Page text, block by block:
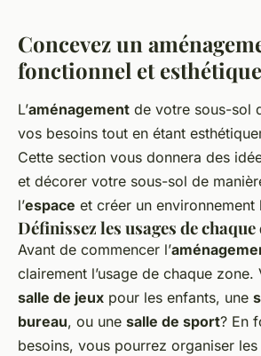
Concevez un
fonctionnel et esthétique
L’aménagement de votre sous-sol
vos besoins tout en étant
Cette section vous donnera des
et décorer votre sous-sol de
l’espace et créer un environnement
Définissez les usages de chaque
Avant de commencer l’
clairement l’usage de chaque
salle de jeux pour les enfants, une
bureau, ou une salle de sport? En
besoins, vous pourrez organiser